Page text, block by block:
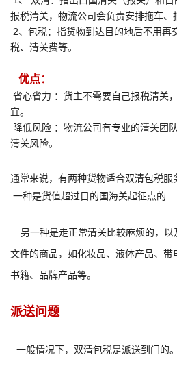
报税清关，物流公司会负责安排拖车、
2、 包税‌：指货物到达目的地后不用再
税、清关费等。
优点‌：
省心省力‌ ：货主不需要自己报税清关
宜。
降低风险‌ ：物流公司有专业的清关团
清关风险。
通常来说，有两种货物适合双清包税服
一种是货值超过目的国海关起征点的
另一种是走正常清关比较麻烦的，
文件的商品，如化妆品、液体产品、带
书籍、品牌产品等。
派送问题
一般情况下，双清包税是派送到门的